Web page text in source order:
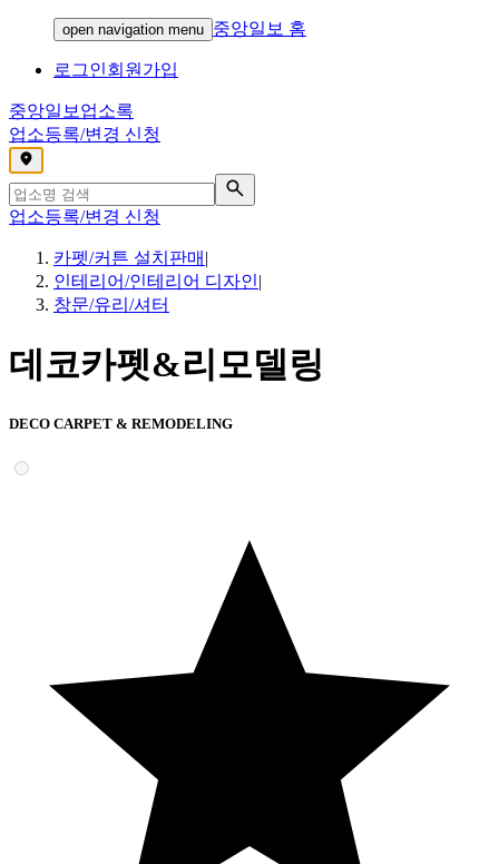
open navigation menu 중앙일보 홈
로그인회원가입
중앙일보 업소록
업소등록/변경 신청
,
업소등록/변경 신청
카펫/커튼 설치판매 |
인테리어/인테리어 디자인|
창문/유리/셔터
데코카펫&리모델링
DECO CARPET & REMODELING